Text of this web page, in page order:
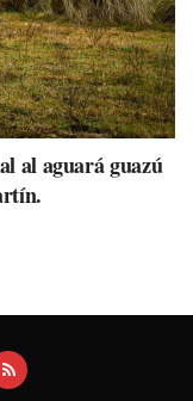
al aguará guazú